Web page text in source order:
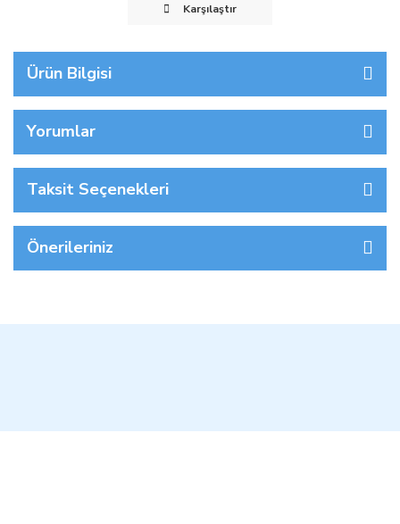
Karşılaştır
Ürün Bilgisi
Yorumlar
Taksit Seçenekleri
Önerileriniz